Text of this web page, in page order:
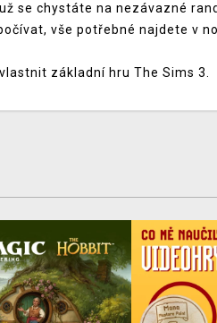
se chystáte na nezávazné
vše potřebné najdete v
základní hru The Sims 3.